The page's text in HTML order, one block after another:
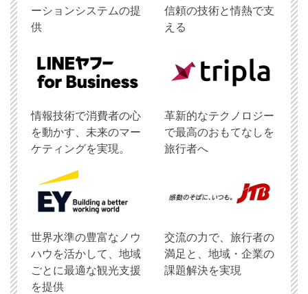
ーションシステムの提
供
信頼の技術と情熱で支
える
情報技術で消費者の心
を動かす、未来のマー
ケティングを実現。
革新的なテクノロジー
で最高のおもてなしを
旅行者へ
世界水準の豊富なノウ
ハウを活かして、地域
ごとに最適な観光支援
を提供
交流の力で、旅行者の
満足と、地域・企業の
課題解決を実現